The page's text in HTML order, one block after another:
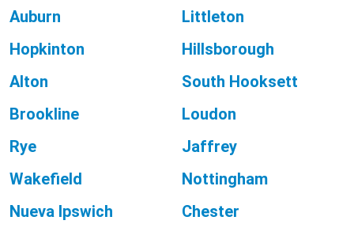
Auburn
Littleton
Hopkinton
Hillsborough
Alton
South Hooksett
Brookline
Loudon
Rye
Jaffrey
Wakefield
Nottingham
Nueva Ipswich
Chester